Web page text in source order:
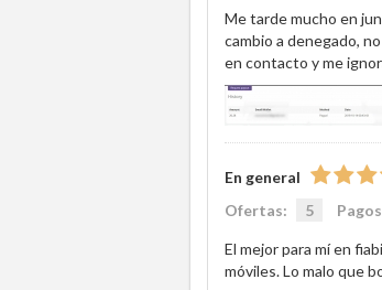
Me tarde mucho en
cambio a denegado,
en contacto y me
En general
Ofertas: 5
El mejor para mí en
móviles. Lo malo que